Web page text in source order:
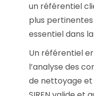
un référentiel
plus pertinentes
essentiel dans
Un référentiel
l’analyse des
de nettoyage et